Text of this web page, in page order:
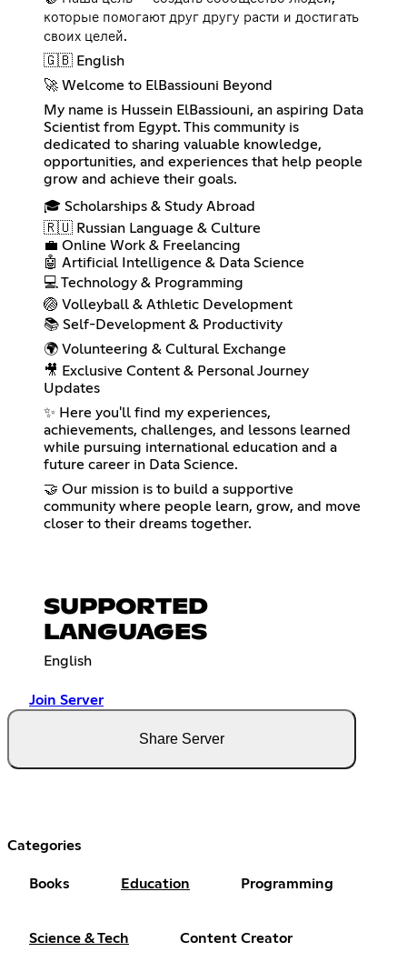
которые помогают друг другу расти и достигать
своих целей.
🇬🇧 English
🚀 Welcome to ElBassiouni Beyond
My name is Hussein ElBassiouni, an aspiring Data
Scientist from Egypt. This community is
dedicated to sharing valuable knowledge,
opportunities, and experiences that help people
grow and achieve their goals.
🎓 Scholarships & Study Abroad
🇷🇺 Russian Language & Culture
💼 Online Work & Freelancing
🤖 Artificial Intelligence & Data Science
💻 Technology & Programming
🏐 Volleyball & Athletic Development
📚 Self-Development & Productivity
🌍 Volunteering & Cultural Exchange
🎥 Exclusive Content & Personal Journey
Updates
✨ Here you'll find my experiences,
achievements, challenges, and lessons learned
while pursuing international education and a
future career in Data Science.
🤝 Our mission is to build a supportive
community where people learn, grow, and move
closer to their dreams together.
SUPPORTED
LANGUAGES
English
Join Server
Share Server
Categories
Books Education Programming
Science & Tech Content Creator